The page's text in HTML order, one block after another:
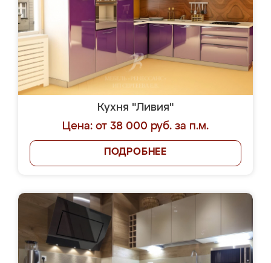
Кухня "Ливия"
Цена: от 38 000 руб. за п.м.
ПОДРОБНЕЕ